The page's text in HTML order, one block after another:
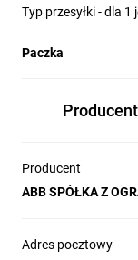
Typ przesyłki - dla
Paczka
Producent
Producent
ABB SPÓŁKA Z
Adres pocztowy